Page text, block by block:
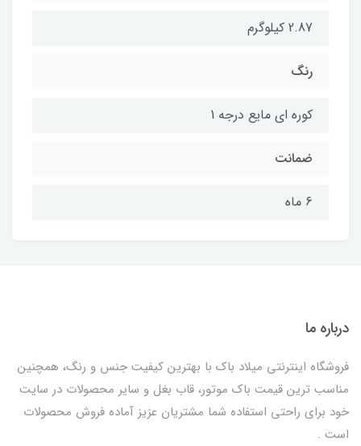
2.87 کیلوگرم
رنگ
کوره ای مایع درجه 1
ضمانت
6 ماه
درباره ما
فروشگاه اینترنتی میلاد باک با بهترین کیفیت جنس و رنگ، همچنین
مناسب ترین قیمت باک موتور، قاب بغل و سایر محصولات در سایت
خود برای راحتی استفاده شما مشتریان عزیز آماده فروش محصولات
است .